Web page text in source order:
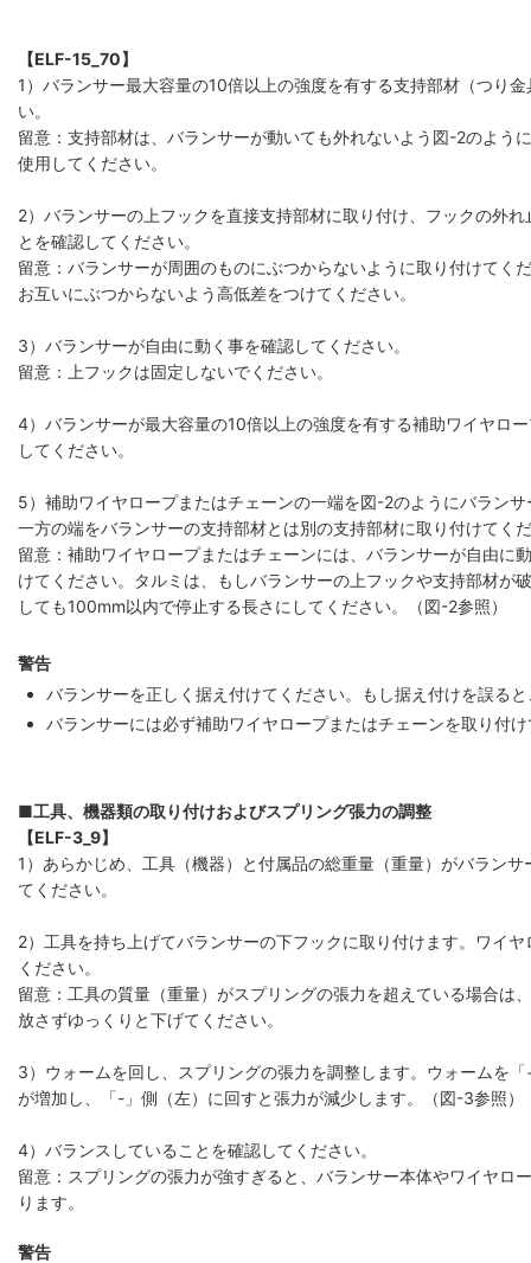
【ELF-15_70】
1）バランサー最大容量の10倍以上の強度を有する支持部材（つり
い。
留意：支持部材は、バランサーが動いても外れないよう図-2のよう
使用してください。
2）バランサーの上フックを直接支持部材に取り付け、フックの外
とを確認してください。
留意：バランサーが周囲のものにぶつからないように取り付けてく
お互いにぶつからないよう高低差をつけてください。
3）バランサーが自由に動く事を確認してください。
留意：上フックは固定しないでください。
4）バランサーが最大容量の10倍以上の強度を有する補助ワイヤロ
してください。
5）補助ワイヤロープまたはチェーンの一端を図-2のようにバラン
一方の端をバランサーの支持部材とは別の支持部材に取り付けてく
留意：補助ワイヤロープまたはチェーンには、バランサーが自由に
けてください。タルミは、もしバランサーの上フックや支持部材が
しても100mm以内で停止する長さにしてください。（図-2参照）
警告
バランサーを正しく据え付けてください。もし据え付けを誤る
バランサーには必ず補助ワイヤロープまたはチェーンを取り付
■工具、機器類の取り付けおよびスプリング張力の調整
【ELF-3_9】
1）あらかじめ、工具（機器）と付属品の総重量（重量）がバラン
てください。
2）工具を持ち上げてバランサーの下フックに取り付けます。ワイ
ください。
留意：工具の質量（重量）がスプリングの張力を超えている場合は
放さずゆっくりと下げてください。
3）ウォームを回し、スプリングの張力を調整します。ウォームを
が増加し、「-」側（左）に回すと張力が減少します。（図-3参照）
4）バランスしていることを確認してください。
留意：スプリングの張力が強すぎると、バランサー本体やワイヤロ
ります。
警告